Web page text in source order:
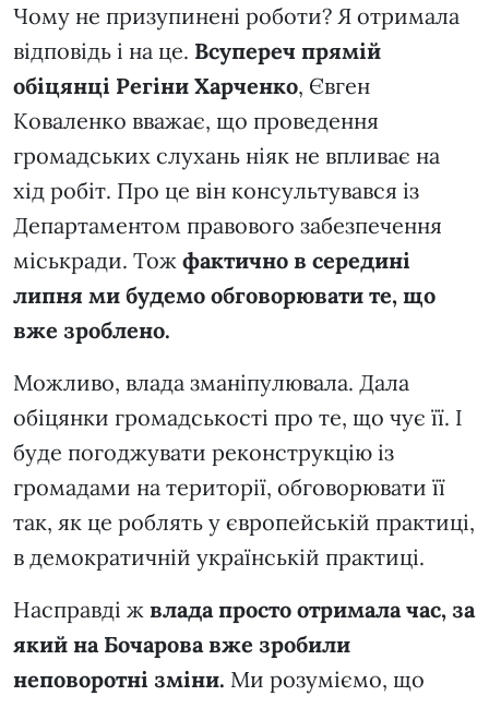
Чому не призупинені роботи? Я отримала
відповідь і на це. Всупереч прямій
обіцянці Регіни Харченко, Євген
Коваленко вважає, що проведення
громадських слухань ніяк не впливає на
хід робіт. Про це він консультувався із
Департаментом правового забезпечення
міськради. Тож фактично в середині
липня ми будемо обговорювати те, що
вже зроблено.
Можливо, влада зманіпулювала. Дала
обіцянки громадськості про те, що чує її. І
буде погоджувати реконструкцію із
громадами на території, обговорювати її
так, як це роблять у європейській практиці,
в демократичній українській практиці.
Насправді ж влада просто отримала час, за
який на Бочарова вже зробили
неповоротні зміни. Ми розуміємо, що